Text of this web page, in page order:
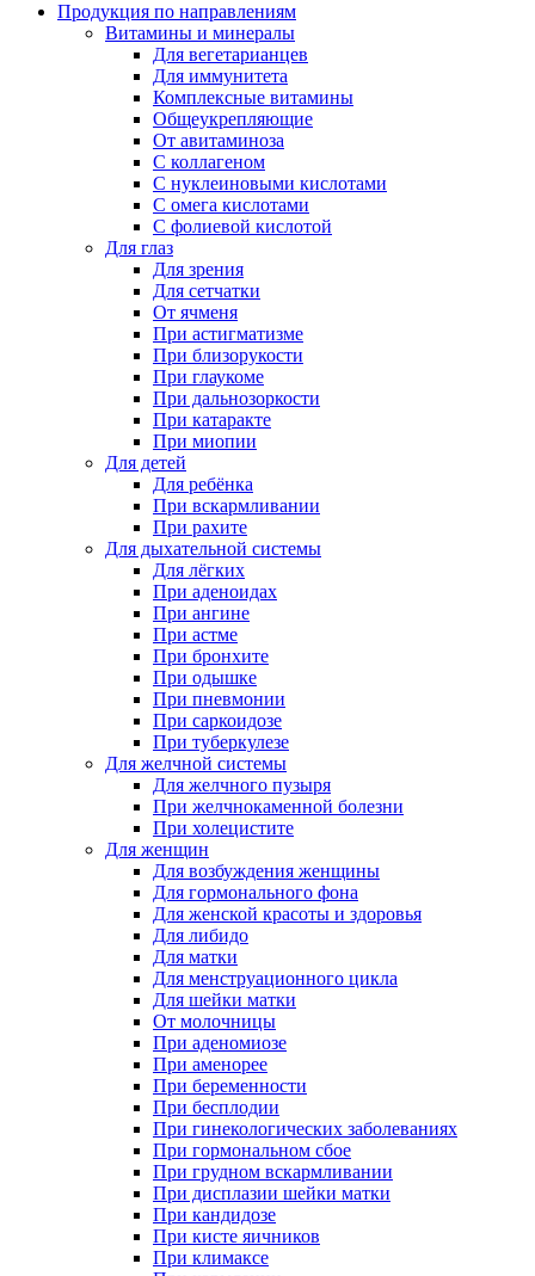
Продукция по направлениям
Витамины и минералы
Для вегетарианцев
Для иммунитета
Комплексные витамины
Общеукрепляющие
От авитаминоза
С коллагеном
С нуклеиновыми кислотами
С омега кислотами
С фолиевой кислотой
Для глаз
Для зрения
Для сетчатки
От ячменя
При астигматизме
При близорукости
При глаукоме
При дальнозоркости
При катаракте
При миопии
Для детей
Для ребёнка
При вскармливании
При рахите
Для дыхательной системы
Для лёгких
При аденоидах
При ангине
При астме
При бронхите
При одышке
При пневмонии
При саркоидозе
При туберкулезе
Для желчной системы
Для желчного пузыря
При желчнокаменной болезни
При холецистите
Для женщин
Для возбуждения женщины
Для гормонального фона
Для женской красоты и здоровья
Для либидо
Для матки
Для менструационного цикла
Для шейки матки
От молочницы
При аденомиозе
При аменорее
При беременности
При бесплодии
При гинекологических заболеваниях
При гормональном сбое
При грудном вскармливании
При дисплазии шейки матки
При кандидозе
При кисте яичников
При климаксе